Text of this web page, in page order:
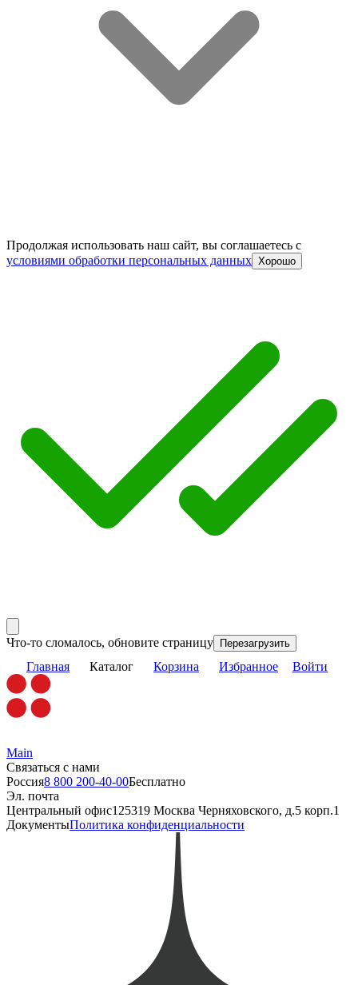
Продолжая использовать наш сайт, вы соглашаетесь c
условиями обработки персональных данных Хорошо
Что-то сломалось, обновите страницу Перезагрузить
Главная Каталог Корзина Избранное Войти
Main
Связаться с нами
Россия8 800 200-40-00Бесплатно
Эл. почта
Центральный офис125319 Москва Черняховского, д.5 корп.1
ДокументыПолитика конфиденциальности